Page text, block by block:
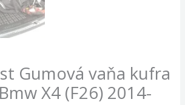
Gumová vaňa kufra
X4 (F26) 2014-